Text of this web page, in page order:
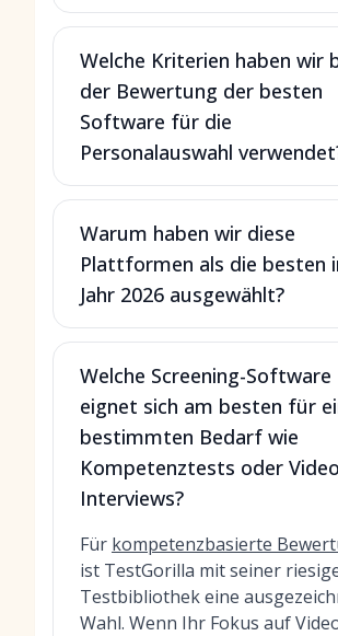
Welche Kriterien haben wir
der Bewertung der besten
Software für die
Personalauswahl
Warum haben wir diese
Plattformen als die besten
Jahr 2026 ausgewählt?
Welche Screening-Software
eignet sich am besten für
bestimmten Bedarf wie
Kompetenztests oder
Interviews?
Für kompetenzbasierte
ist TestGorilla mit seiner
Testbibliothek eine
Wahl. Wenn Ihr Fokus auf